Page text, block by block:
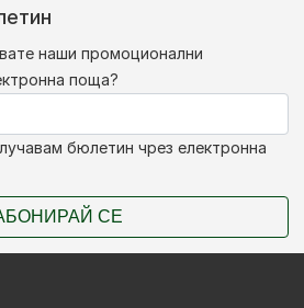
наши промоционални
поща?
бюлетин чрез електронна
СЕ